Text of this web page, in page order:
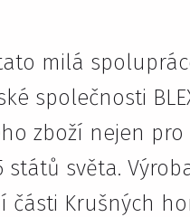
milá
společnosti
zboží nejen
států světa.
části Krušných